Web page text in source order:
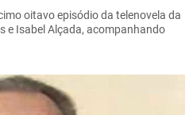
oitavo episódio da telenovela da
e Isabel Alçada, acompanhando